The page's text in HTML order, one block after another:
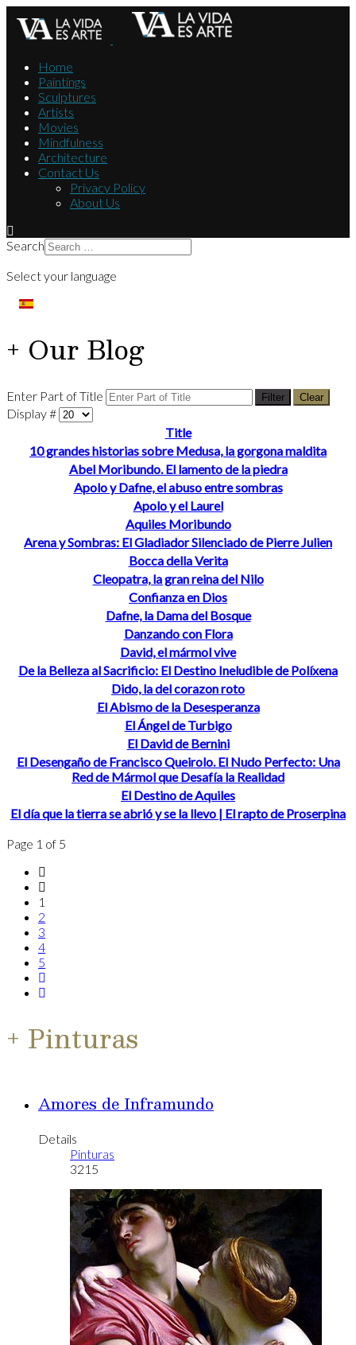
Home
Paintings
Sculptures
Artists
Movies
Mindfulness
Architecture
Contact Us
Privacy Policy
About Us
Search
Select your language
+ Our Blog
Enter Part of Title Filter Clear
Display #
Title
10 grandes historias sobre Medusa, la gorgona maldita
Abel Moribundo. El lamento de la piedra
Apolo y Dafne, el abuso entre sombras
Apolo y el Laurel
Aquiles Moribundo
Arena y Sombras: El Gladiador Silenciado de Pierre Julien
Bocca della Verita
Cleopatra, la gran reina del Nilo
Confianza en Dios
Dafne, la Dama del Bosque
Danzando con Flora
David, el mármol vive
De la Belleza al Sacrificio: El Destino Ineludible de Políxena
Dido, la del corazon roto
El Abismo de la Desesperanza
El Ángel de Turbigo
El David de Bernini
El Desengaño de Francisco Queirolo. El Nudo Perfecto: Una
Red de Mármol que Desafía la Realidad
El Destino de Aquiles
El día que la tierra se abrió y se la llevo | El rapto de Proserpina
Page 1 of 5
1
2
3
4
5
+ Pinturas
Amores de Inframundo
Details
Pinturas
3215